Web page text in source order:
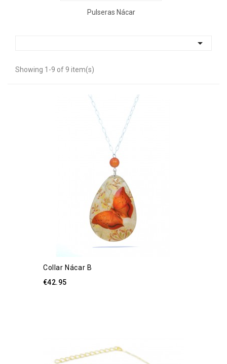
Pulseras Nácar

Showing 1-9 of 9 item(s)
Collar Nácar B
€42.95